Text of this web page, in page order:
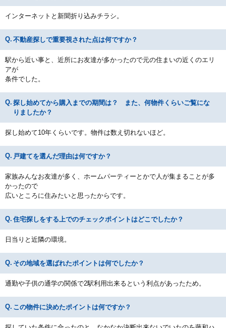
インターネットと新聞折り込みチラシ。
不動産探しで重要視された点は何ですか？
駅から近い事と、近所にお友達が多かったので元の住まいの近くのエリ
アが
条件でした。
探し始めてから購入までの期間は？ また、何物件くらいご覧にな
りましたか？
探し始めて10年くらいです。物件は数え切れないほど。
戸建てを選んだ理由は何ですか？
家族みんなお友達が多く、ホームパーティーとかで人が集まることが多
かったので
広いところに住みたいと思ったからです。
住宅探しをする上でのチェックポイントはどこでしたか？
日当りと近隣の環境。
その地域を選ばれたポイントは何でしたか？
通勤や子供の通学の関係で2駅利用出来るという利点があったため。
この物件に決めたポイントは何ですか？